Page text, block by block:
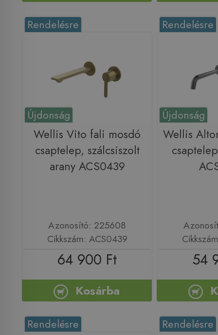
Újdonság
Rendelésre
Wellis Vito fali mosdó
csaptelep, szálcsiszolt
arany ACS0439
Azonosító: 225608
Cikkszám: ACS0439
64 900 Ft
Kosárba
Újdonság
Rendelésre
Wellis
54
Rendelésre Rendelésre